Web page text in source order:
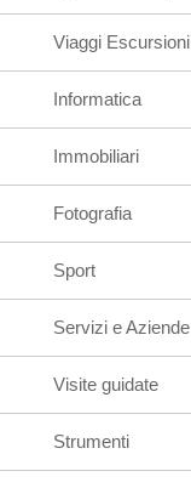
Viaggi Escursioni
Informatica
Immobiliari
Fotografia
Sport
Servizi e Aziende
Visite guidate
Strumenti